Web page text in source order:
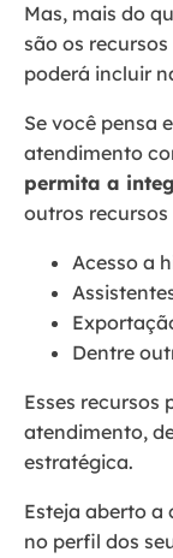
Mas, mais do
são os
poderá incluir
Se você pensa
atendimento
permita a
outros
Acesso a
Dentre
Esses
atendimento,
estratégica.
Esteja aberto a
no perfil dos